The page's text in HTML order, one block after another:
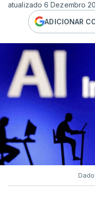
atualizado 6 Dezembro
ADICIONAR